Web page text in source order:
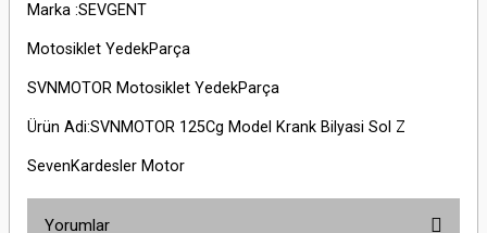
Marka :SEVGENT
Motosiklet YedekParça
SVNMOTOR Motosiklet YedekParça
Ürün Adi:SVNMOTOR 125Cg Model Krank Bilyasi Sol Z
SevenKardesler Motor
Yorumlar